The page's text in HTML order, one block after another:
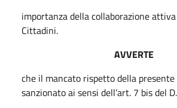
importanza della collaborazione
Cittadini.
AVVERTE
che il mancato rispetto della
sanzionato ai sensi dell’art. 7 bis del